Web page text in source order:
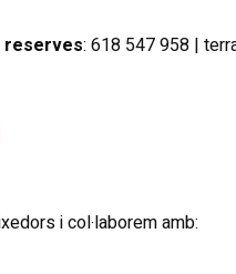
reserves: 618 547 958 |
i col·laborem amb: